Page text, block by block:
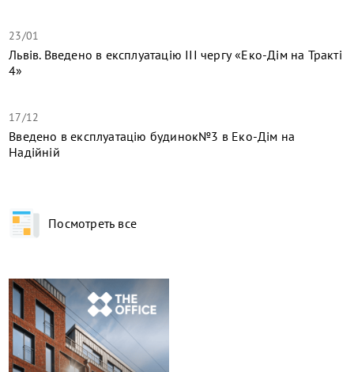
23/01
Львів. Введено в експлуатацію ІІІ чергу «Еко-Дім на Тракті
4»
17/12
​Введено в експлуатацію будинок№3 в Еко-Дім на
Надійній
Посмотреть все